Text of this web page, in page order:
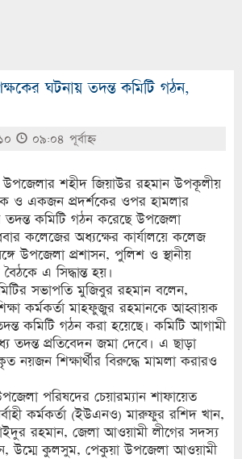
ঘটনায় তদন্ত কমিটি গঠন,
০৯:০৪ পূর্বাহ্ণ
উপজেলার শহীদ জিয়াউর রহমান উপকূলীয়
ও একজন প্রদর্শকের ওপর হামলার
তদন্ত কমিটি গঠন করেছে উপজেলা
কলেজের অধ্যক্ষের কার্যালয়ে কলেজ
উপজেলা প্রশাসন, পুলিশ ও স্থানীয়
এ সিদ্ধান্ত হয়।
সভাপতি মুজিবুর রহমান বলেন,
কর্মকর্তা মাহফুজুর রহমানকে আহ্বায়ক
কমিটি গঠন করা হয়েছে। কমিটি আগামী
তদন্ত প্রতিবেদন জমা দেবে। এ ছাড়া
নয়জন শিক্ষার্থীর বিরুদ্ধে মামলা করারও
পরিষদের চেয়ারম্যান শাফায়েত
কর্মকর্তা (ইউএনও) মারুফুর রশিদ খান,
রহমান, জেলা আওয়ামী লীগের সদস্য
উম্মে কুলসুম, পেকুয়া উপজেলা আওয়ামী